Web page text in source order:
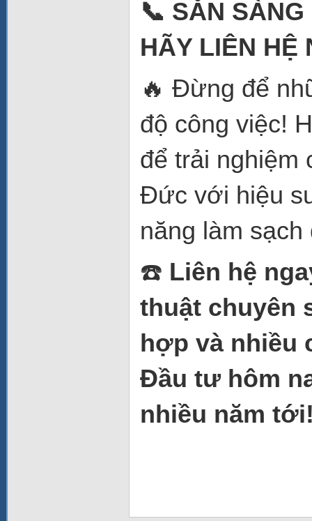
📞 SẴN
HÃY LIÊN HỆ
🔥 Đừng để
độ công việc!
để trải nghiệm
Đức với hiệu
năng làm sạch
☎️ Liên hệ
thuật chuyên
hợp và nhiều
Đầu tư hôm
nhiều năm